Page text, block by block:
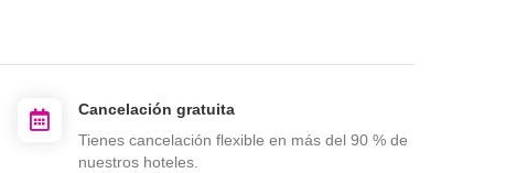
Cancelación gratuita
Tienes cancelación flexible en más del 90 % de
nuestros hoteles.